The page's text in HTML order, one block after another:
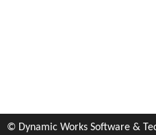
© Dynamic Works Software &